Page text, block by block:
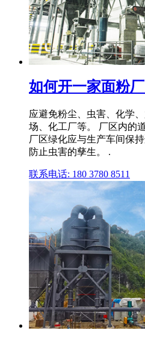
如何开一家面粉
应避免粉尘、虫害、化学
场、化工厂等。 厂区内的
厂区绿化应与生产车间保
防止虫害的孳生。 .
联系电话: 180 3780 8511